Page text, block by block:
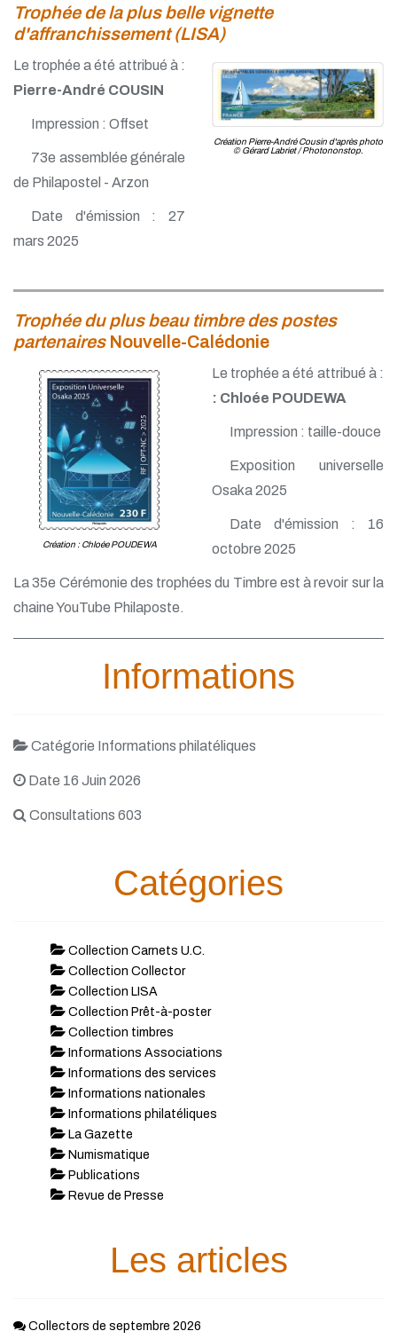
Trophée de la plus belle vignette
d'affranchissement (LISA)
Le trophée a été attribué à :
Pierre-André COUSIN
Impression : Offset
73e assemblée générale
de Philapostel - Arzon
Date d'émission : 27
mars 2025
Création Pierre-André Cousin d'après photo
© Gérard Labriet / Photononstop.
Trophée du plus beau timbre des postes
partenairesNouvelle-Calédonie
Création : Chloée POUDEWA
Le trophée a été attribué à :
: Chloée POUDEWA
Impression : taille-douce
Exposition universelle
Osaka 2025
Date d'émission : 16
octobre 2025
La 35e Cérémonie des trophées du Timbre est à revoir sur la
chaine YouTube Philaposte.
Informations
Catégorie Informations philatéliques
Date 16 Juin 2026
Consultations 603
Catégories
Collection Carnets U.C.
Collection Collector
Collection LISA
Collection Prêt-à-poster
Collection timbres
Informations Associations
Informations des services
Informations nationales
Informations philatéliques
La Gazette
Numismatique
Publications
Revue de Presse
Les articles
Collectors de septembre 2026